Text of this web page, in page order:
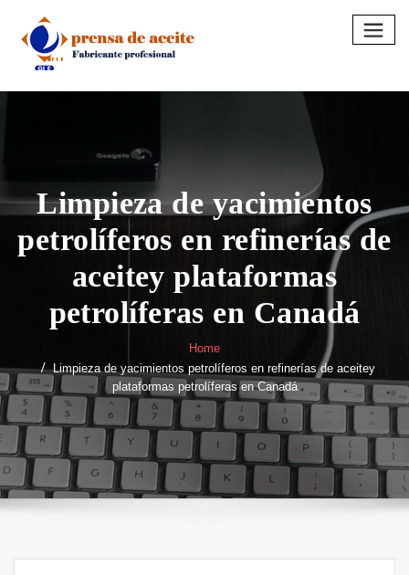
content
Limpieza de yacimientos
petrolíferos en refinerías de
aceitey plataformas
petrolíferas en Canadá
Home
Limpieza de yacimientos petrolíferos en refinerías de aceitey
plataformas petrolíferas en Canadá